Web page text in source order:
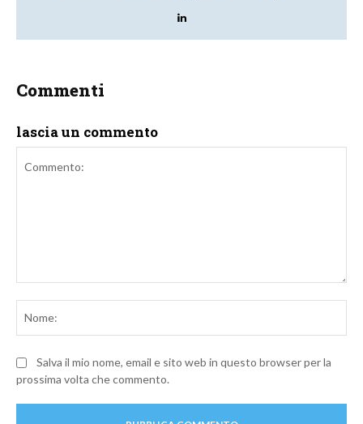
Commenti
lascia un commento
Salva il mio nome, email e sito web in questo browser per la
prossima volta che commento.